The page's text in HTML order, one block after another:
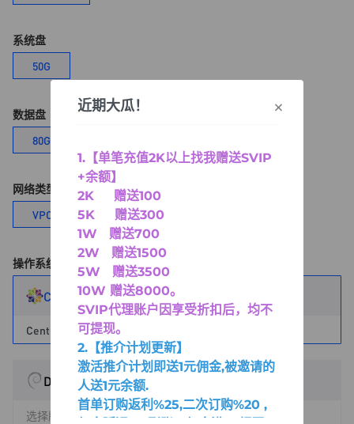
系统盘
50G
数据盘
80G
网络类型
VPC网络
经典网络
操作系统
CentOS
CentOS-7.6.1810-x64
Debian
选择版本
近期大瓜！
1.【单笔充值2K以上找我赠送SVIP
+余额】
2K 赠送100
5K 赠送300
1W 赠送700
2W 赠送1500
5W 赠送3500
10W 赠送8000。
SVIP代理账户因享受折扣后，均不
可提现。
2.【推介计划更新】
激活推介计划即送1元佣金,被邀请的
人送1元余额.
首单订购返利%25,二次订购%20 ,
×